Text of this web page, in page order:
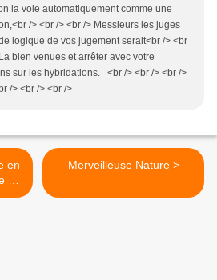
la voie automatiquement comme une
/> <br /> <br /> Messieurs les juges
logique de vos jugement serait<br /> <br
bien venues et arrêter avec votre
sur les hybridations. <br /> <br /> <br />
/> <br /> <br />
et
Merveilleuse Nature >